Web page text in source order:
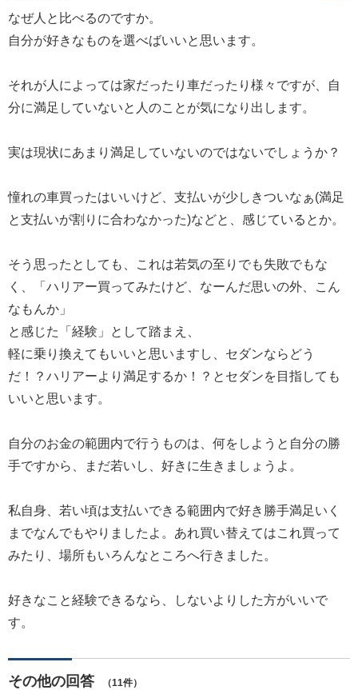
なぜ人と比べるのですか。
自分が好きなものを選べばいいと思います。
それが人によっては家だったり車だったり様々ですが、自
分に満足していないと人のことが気になり出します。
実は現状にあまり満足していないのではないでしょうか？
憧れの車買ったはいいけど、支払いが少しきついなぁ(満足
と支払いが割りに合わなかった)などと、感じているとか。
そう思ったとしても、これは若気の至りでも失敗でもな
く、「ハリアー買ってみたけど、なーんだ思いの外、こん
なもんか」
と感じた「経験」として踏まえ、
軽に乗り換えてもいいと思いますし、セダンならどう
だ！？ハリアーより満足するか！？とセダンを目指しても
いいと思います。
自分のお金の範囲内で行うものは、何をしようと自分の勝
手ですから、まだ若いし、好きに生きましょうよ。
私自身、若い頃は支払いできる範囲内で好き勝手満足いく
までなんでもやりましたよ。あれ買い替えてはこれ買って
みたり、場所もいろんなところへ行きました。
好きなこと経験できるなら、しないよりした方がいいで
す。
その他の回答 （11件）